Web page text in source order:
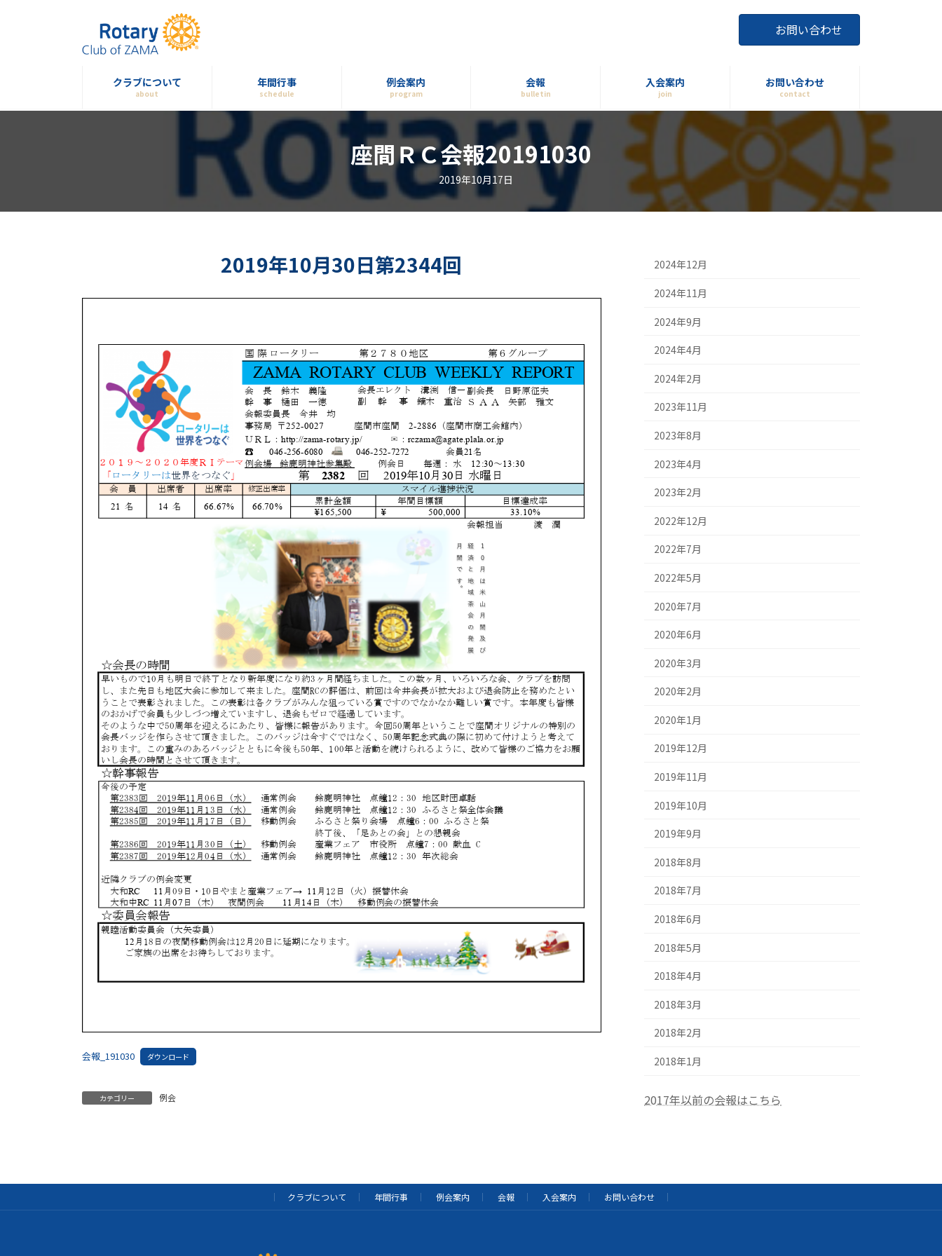
ス
ン
お問い合わせ
クラブについて
about
年間行事
schedule
例会案内
program
会報
bulletin
入会案内
join
お問い合わせ
contact
座間ＲＣ会報20191030
2019年10月17日
2019年10月30日第2344回
会報_191030 ダウンロード
カテゴリー 例会
2024年12月
2024年11月
2024年9月
2024年4月
2024年2月
2023年11月
2023年8月
2023年4月
2023年2月
2022年12月
2022年7月
2022年5月
2020年7月
2020年6月
2020年3月
2020年2月
2020年1月
2019年12月
2019年11月
2019年10月
2019年9月
2018年8月
2018年7月
2018年6月
2018年5月
2018年4月
2018年3月
2018年2月
2018年1月
2017年以前の会報はこちら
クラブについて 年間行事 例会案内 会報 入会案内 お問い合わせ